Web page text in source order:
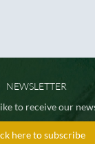
NEWSLETTER
to receive our
here to subscribe